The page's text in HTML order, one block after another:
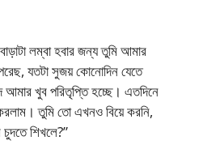
লম্বা হবার জন্য তুমি আমার
যতটা সুজয় কোনোদিন যেতে
আমার খুব পরিতৃপ্তি হচ্ছে। এতদিনে
তুমি তো এখনও বিয়ে করনি,
শিখলে?”